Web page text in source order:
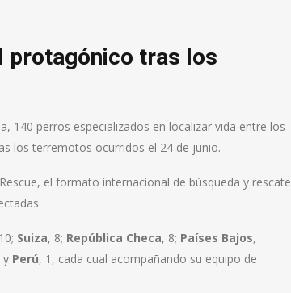
protagónico tras los
140 perros especializados en localizar vida entre los
los terremotos ocurridos el 24 de junio.
el formato internacional de búsqueda y rescate
Suiza, 8; República Checa, 8; Países Bajos,
y Perú, 1, cada cual acompañando su equipo de